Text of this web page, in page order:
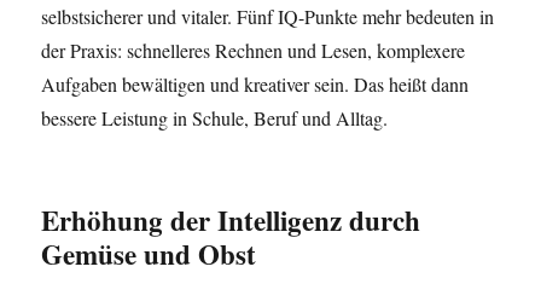
selbstsicherer und vitaler. Fünf IQ-Punkte mehr bedeuten in
der Praxis: schnelleres Rechnen und Lesen, komplexere
Aufgaben bewältigen und kreativer sein. Das heißt dann
bessere Leistung in Schule, Beruf und Alltag.
Erhöhung der Intelligenz durch
Gemüse und Obst